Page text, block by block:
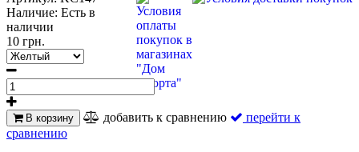
Наличие: Есть в
наличии
10 грн.
В корзину добавить к сравнению
перейти к
сравнению